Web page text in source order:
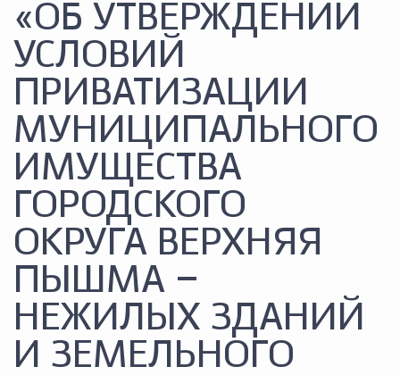
«ОБ УТВЕРЖДЕНИИ
УСЛОВИЙ
ПРИВАТИЗАЦИИ
МУНИЦИПАЛЬНОГО
ИМУЩЕСТВА
ГОРОДСКОГО
ОКРУГА ВЕРХНЯЯ
ПЫШМА –
НЕЖИЛЫХ ЗДАНИЙ
И ЗЕМЕЛЬНОГО